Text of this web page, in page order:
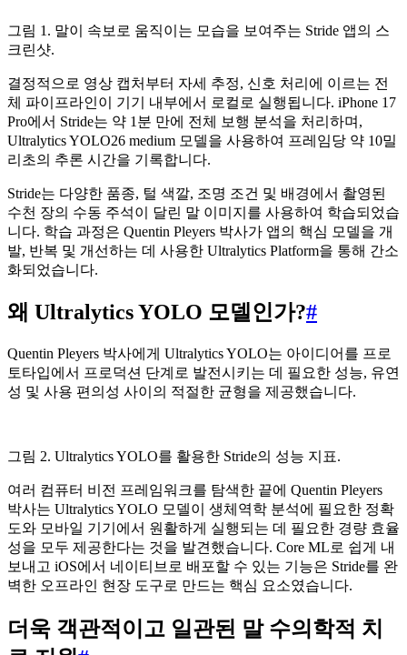
그림 1. 말이 속보로 움직이는 모습을 보여주는 Stride 앱의 스
크린샷.
결정적으로 영상 캡처부터 자세 추정, 신호 처리에 이르는 전
체 파이프라인이 기기 내부에서 로컬로 실행됩니다. iPhone 17
Pro에서 Stride는 약 1분 만에 전체 보행 분석을 처리하며,
Ultralytics YOLO26 medium 모델을 사용하여 프레임당 약 10밀
리초의 추론 시간을 기록합니다.
Stride는 다양한 품종, 털 색깔, 조명 조건 및 배경에서 촬영된
수천 장의 수동 주석이 달린 말 이미지를 사용하여 학습되었습
니다. 학습 과정은 Quentin Pleyers 박사가 앱의 핵심 모델을 개
발, 반복 및 개선하는 데 사용한 Ultralytics Platform을 통해 간소
화되었습니다.
왜 Ultralytics YOLO 모델인가?#
Quentin Pleyers 박사에게 Ultralytics YOLO는 아이디어를 프로
토타입에서 프로덕션 단계로 발전시키는 데 필요한 성능, 유연
성 및 사용 편의성 사이의 적절한 균형을 제공했습니다.
그림 2. Ultralytics YOLO를 활용한 Stride의 성능 지표.
여러 컴퓨터 비전 프레임워크를 탐색한 끝에 Quentin Pleyers
박사는 Ultralytics YOLO 모델이 생체역학 분석에 필요한 정확
도와 모바일 기기에서 원활하게 실행되는 데 필요한 경량 효율
성을 모두 제공한다는 것을 발견했습니다. Core ML로 쉽게 내
보내고 iOS에서 네이티브로 배포할 수 있는 기능은 Stride를 완
벽한 오프라인 현장 도구로 만드는 핵심 요소였습니다.
더욱 객관적이고 일관된 말 수의학적 치